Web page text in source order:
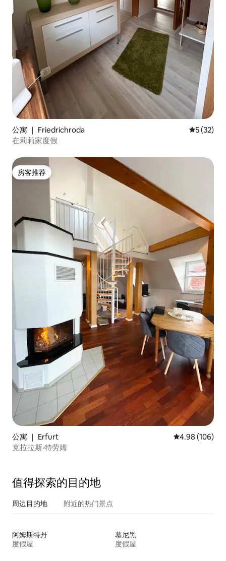
公寓 ｜ Friedrichroda 平均评分
5 (32)
在莉莉家度假
房客推荐
房客推荐
公寓 ｜ Erfurt 平均评分 4.98
4.98 (106)
克拉拉斯·特劳姆
值得探索的目的地
周边目的地 附近的热门景点
阿姆斯特丹
度假屋
慕尼黑
度假屋